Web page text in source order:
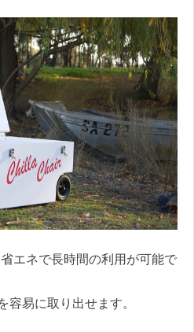
エネで長時間の利用が可能で
容易に取り出せます。